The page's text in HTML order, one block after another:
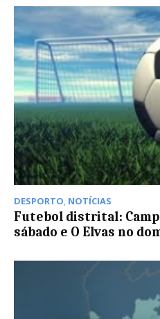
DESPORTO, NOTÍCIAS
Futebol distrital:
sábado e O Elvas no